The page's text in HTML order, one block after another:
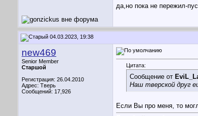
да,но пока не пережил-
04.03.2023, 19:38
new469
Senior Member
Старшой
Регистрация: 26.04.2010
Адрес: Тверь
Сообщений: 17,926
Цитата:
Сообщение от
Наш тверской друг
Если Вы про меня, то